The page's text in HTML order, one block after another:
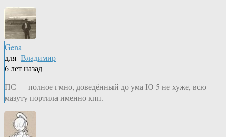
Gena
для Владимир
6 лет назад
ПС — полное гмно, доведённый до ума Ю-5 не хуже, всю
мазуту портила именно кпп.